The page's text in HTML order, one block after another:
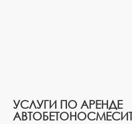
УСЛУГИ ПО АРЕНДЕ